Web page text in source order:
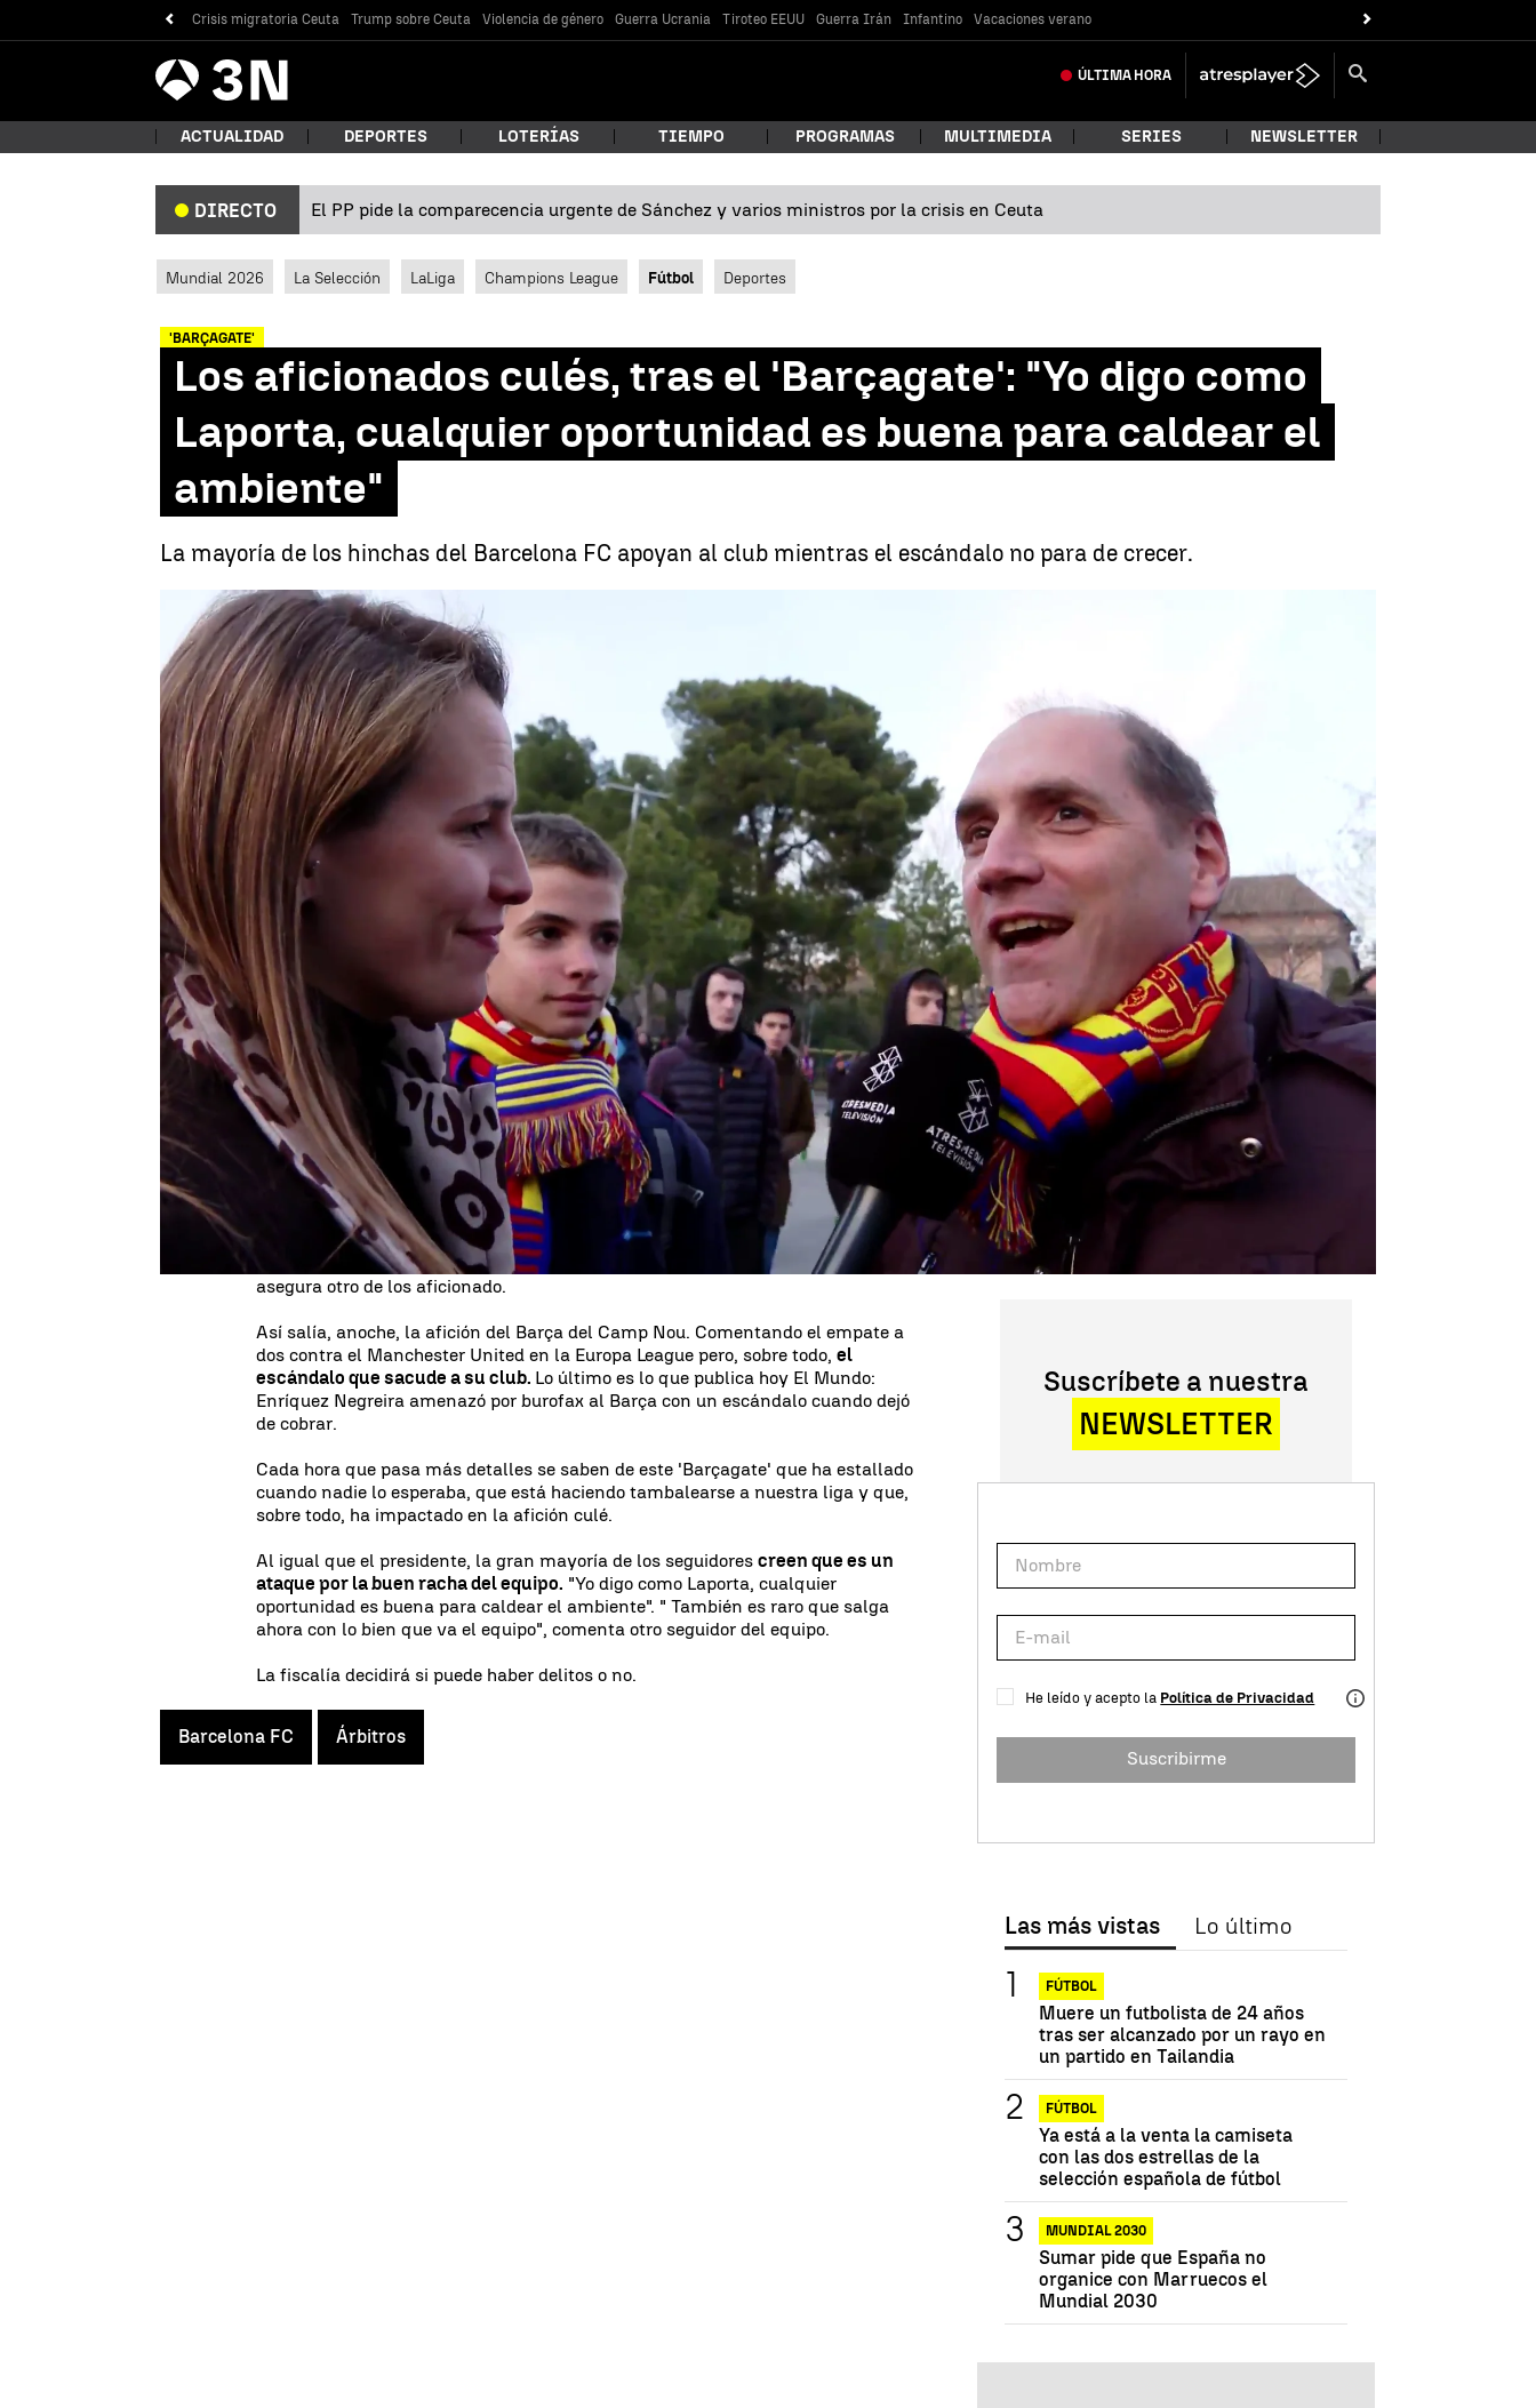
Crisis migratoria Ceuta Trump sobre Ceuta Violencia de género Guerra Ucrania Tiroteo EEUU Guerra Irán Infantino Vacaciones verano
Antena
3 Noticias ÚLTIMA HORA
¿Qué estás buscando?
ACTUALIDAD DEPORTES LOTERÍAS TIEMPO PROGRAMAS MULTIMEDIA SERIES NEWSLETTER
DIRECTO El PP pide la comparecencia urgente de Sánchez y varios ministros por la crisis en Ceuta
Mundial 2026 La Selección LaLiga Champions League Fútbol Deportes
'BARÇAGATE'
Los aficionados culés, tras el 'Barçagate': "Yo digo como
Laporta, cualquier oportunidad es buena para caldear el
ambiente"
La mayoría de los hinchas del Barcelona FC apoyan al club mientras el escándalo no para de crecer.
Ángel Pinto
Publicado: 17 de febrero de 2023, 08:46 WhatsappFacebook
X Linkedin
El partido de ayer de laEuropa Leagueera casi lo de menos, todo el mundo
hablaba de los supuestos pagos al vicepresidente del comité de árbitros. Los
socios están con el club. Varios aficionados en la puerta del campo aseguran que
confían en la versión que da el Fútbol Club Barcelona: "Veremos qué pasa yo
confío en el club".
Aunque sea verdad la existencias de contratos, muchos los consideran
habituales: "Yo no lo veo tan escándalo lo hacen todos los equipos". Algunos, a su
pesar, reconocen que si hay delito habrá que castigo: "Si realmente es verdad, lo
tendremos que pagar". "Es un avergüenza lo pagaremos con dinero o puntos",
asegura otro de los aficionado.
Así salía, anoche, la afición del Barça del Camp Nou. Comentando el empate a
dos contra el Manchester United en la Europa League pero, sobre todo,el
escándalo que sacude a su club. Lo último es lo que publica hoy El Mundo:
Enríquez Negreira amenazó por burofax al Barça con un escándalo cuando dejó
de cobrar.
Cada hora que pasa más detalles se saben de este 'Barçagate' que ha estallado
cuando nadie lo esperaba, que está haciendo tambalearse a nuestra liga y que,
sobre todo, ha impactado en la afición culé.
Al igual que el presidente, la gran mayoría de los seguidorescreen que es un
ataque por la buen racha del equipo. "Yo digo como Laporta, cualquier
oportunidad es buena para caldear el ambiente". " También es raro que salga
ahora con lo bien que va el equipo", comenta otro seguidor del equipo.
La fiscalía decidirá si puede haber delitos o no.
Barcelona FC Árbitros
Suscríbete a nuestra
NEWSLETTER
He leído y acepto la Política de Privacidad
Suscribirme
Las más vistas Lo último
FÚTBOL
Muere un futbolista de 24 años
tras ser alcanzado por un rayo en
un partido en Tailandia
FÚTBOL
Ya está a la venta la camiseta
con las dos estrellas de la
selección española de fútbol
MUNDIAL 2030
Sumar pide que España no
organice con Marruecos el
Mundial 2030